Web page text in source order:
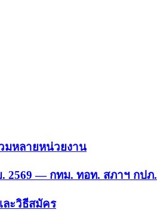
มหลายหน่วยงาน
. 2569 — กทม. ทอท. สภาฯ กปภ.
ะวิธีสมัคร